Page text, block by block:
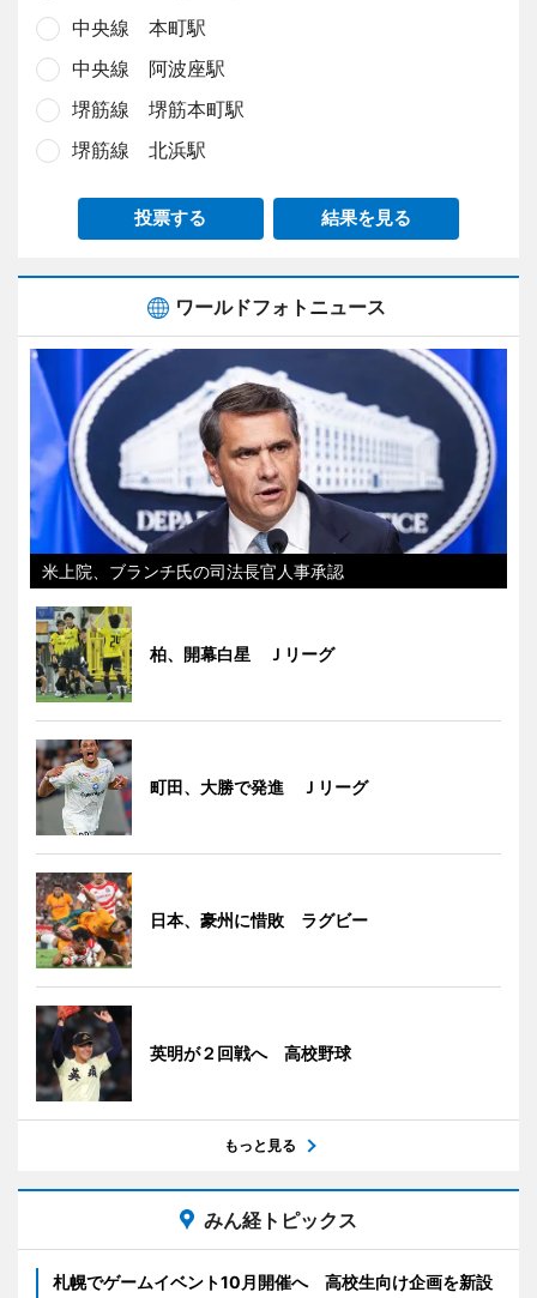
中央線 本町駅
中央線 阿波座駅
堺筋線 堺筋本町駅
堺筋線 北浜駅
投票する 結果を見る
ワールドフォトニュース
米上院、ブランチ氏の司法長官人事承認
柏、開幕白星 Ｊリーグ
町田、大勝で発進 Ｊリーグ
日本、豪州に惜敗 ラグビー
英明が２回戦へ 高校野球
もっと見る
みん経トピックス
札幌でゲームイベント10月開催へ 高校生向け企画を新設